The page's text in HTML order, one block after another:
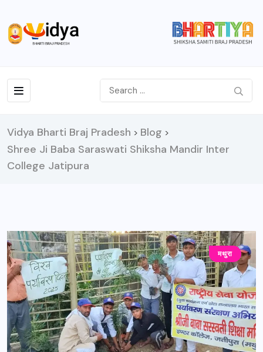
Vidya Bharti Braj Pradesh > Blog >
Shree Ji Baba Saraswati Shiksha Mandir Inter
College Jatipura
मथुरा